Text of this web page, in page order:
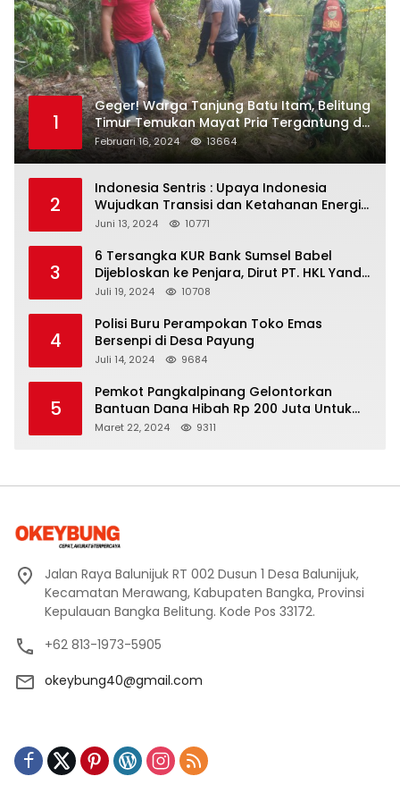
1
Geger! Warga Tanjung Batu Itam, Belitung
Timur Temukan Mayat Pria Tergantung di
Pohon
Februari 16, 2024 13664
2
Indonesia Sentris : Upaya Indonesia
Wujudkan Transisi dan Ketahanan Energi
yang Berkelanjutan
Juni 13, 2024 10771
3
6 Tersangka KUR Bank Sumsel Babel
Dijebloskan ke Penjara, Dirut PT. HKL Yandi
Mangkir dari Panggilan Kejati
Juli 19, 2024 10708
4
Polisi Buru Perampokan Toko Emas
Bersenpi di Desa Payung
Juli 14, 2024 9684
5
Pemkot Pangkalpinang Gelontorkan
Bantuan Dana Hibah Rp 200 Juta Untuk
Pembangunan Masjid H. Bakri
Maret 22, 2024 9311
Jalan Raya Balunijuk RT 002 Dusun 1 Desa Balunijuk,
Kecamatan Merawang, Kabupaten Bangka, Provinsi
Kepulauan Bangka Belitung. Kode Pos 33172.
+62 813-1973-5905
okeybung40@gmail.com